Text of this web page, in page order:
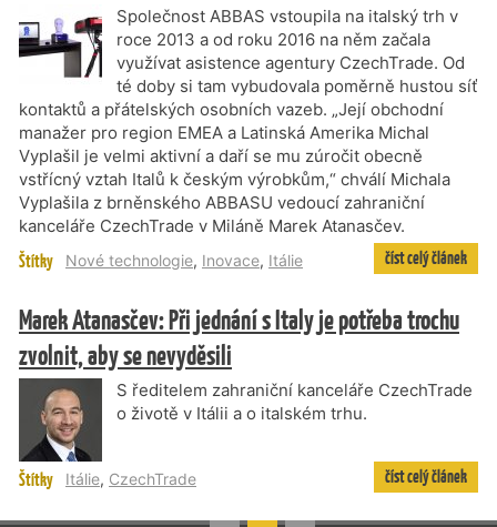
Společnost ABBAS vstoupila na italský trh v
roce 2013 a od roku 2016 na něm začala
využívat asistence agentury CzechTrade. Od
té doby si tam vybudovala poměrně hustou síť
kontaktů a přátelských osobních vazeb. „Její obchodní
manažer pro region EMEA a Latinská Amerika Michal
Vyplašil je velmi aktivní a daří se mu zúročit obecně
vstřícný vztah Italů k českým výrobkům,“ chválí Michala
Vyplašila z brněnského ABBASU vedoucí zahraniční
kanceláře CzechTrade v Miláně Marek Atanasčev.
Štítky Nové technologie, Inovace, Itálie číst celý článek
Marek Atanasčev: Při jednání s Italy je potřeba trochu
zvolnit, aby se nevyděsili
S ředitelem zahraniční kanceláře CzechTrade
o životě v Itálii a o italském trhu.
Štítky Itálie, CzechTrade číst celý článek